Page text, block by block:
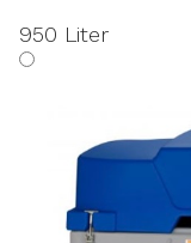
950 Liter